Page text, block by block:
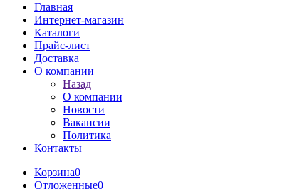
Главная
Интернет-магазин
Каталоги
Прайс-лист
Доставка
О компании
Назад
О компании
Новости
Вакансии
Политика
Контакты
Корзина0
Отложенные0